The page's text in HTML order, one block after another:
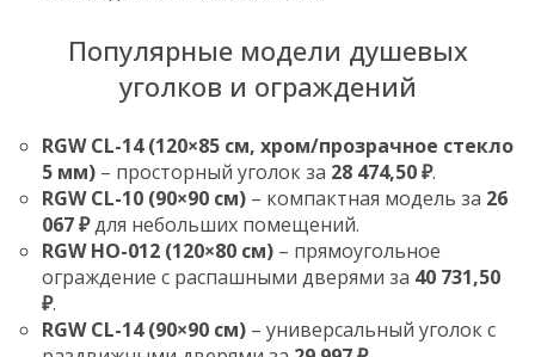
Популярные модели душевых
уголков и ограждений
RGW CL-14 (120×85 см, хром/прозрачное стекло
5 мм) – просторный уголок за 28 474,50 ₽.
RGW CL-10 (90×90 см) – компактная модель за 26
067 ₽для небольших помещений.
RGW HO-012 (120×80 см) – прямоугольное
ограждение с распашными дверями за 40 731,50
₽.
RGW CL-14 (90×90 см) – универсальный уголок с